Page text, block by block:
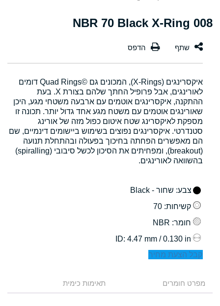
008 NBR 70 Black X-Ring
איקסרינגים (X-Rings), המכונים גם Quad Rings©‎ דומים
לאורינגים, אבל פרופיל החתך שלהם בצורת X. בעת
ההתקנה, איקסרינגים אוטמים עם ארבעה משטחי מגע, היכן
שאורינגים אוטמים עם משטח מגע אחד גדול יותר. תכונה זו
מספקת לאיקסרינג שטח איטום כפול מזה של אורינג
סטנדרטי. איקסרינגים נפוצים בשימוש ביישומים דינמיים, שם
הם מאפשרים הפחתה בחיכוך בפעולה ובהתחלת תנועה
(breakout), ומפחיתים את הסיכון לכשל סיבובי (spiralling)
בהשוואה לאורינגים.
צבע: שחור - Black
קשיחות: 70
חומר: NBR
: 4.47 mm / 0.130 in
קבל הצעת מחיר
מפרט חומרים תאימות כימית